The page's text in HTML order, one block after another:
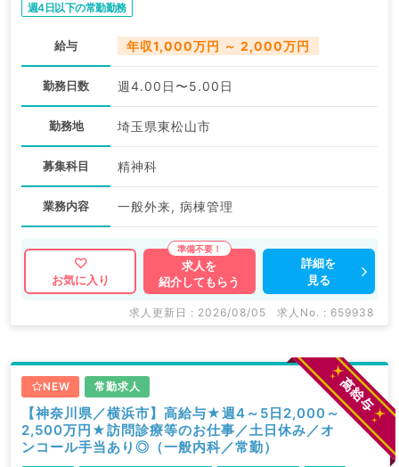
週4日以下の常勤勤務
給与 年収1,000万円 ～ 2,000万円
勤務日数 週4.00日〜5.00日
勤務地 埼玉県東松山市
募集科目 精神科
業務内容 一般外来, 病棟管理
お気に入り
求人を
紹介してもらう
詳細を
見る
求人更新日 : 2026/08/05 求人No. : 659938
NEW 常勤求人
【神奈川県／横浜市】高給与★週4～5日2,000～
2,500万円★訪問診療等のお仕事／土日休み／オ
ンコール手当あり◎（一般内科／常勤）